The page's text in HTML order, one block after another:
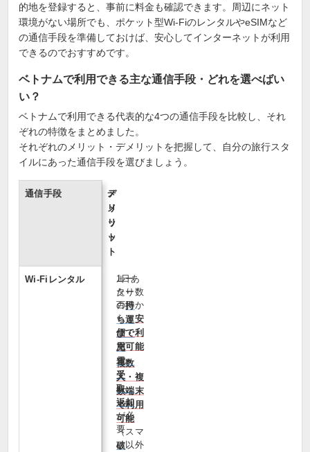
的地を登録すると、事前に料金も確認できます。周辺にネット
環境がない場所でも、ポケット型Wi-FiのレンタルやeSIMなど
の通信手段を準備しておけば、安心してインターネットが利用
できるのでおすすめです。
ベトナムで利用できる主な通信手段・どれを選べばい
い？
ベトナムで利用できる代表的な4つの通信手段を比較し、それ
ぞれの特徴をまとめました。
それぞれのメリット・デメリットを把握して、自分の旅行スタ
イルにあった通信手段を選びましょう。
通信手段
メ
リ
ッ
ト
デ
メ
リ
ッ
ト
Wi‑Fiレンタル
1日あ
たり数
百円か
らと安
価で利
用可能
複数
人・複
数端末
で利用
可能
（スマ
ホ以外
ルー
ター
の持
ち運
び・
充
電・
受
取・
返却
が必
要
破